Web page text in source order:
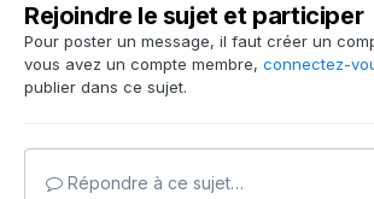
Rejoindre le sujet et participer
Pour poster un message, il faut créer un
vous avez un compte membre, connectez-
publier dans ce sujet.
Répondre à ce sujet…